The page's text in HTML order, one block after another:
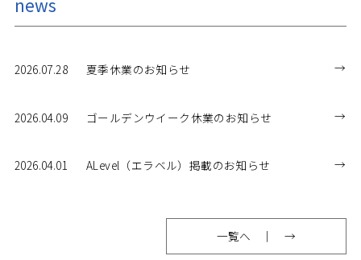
2026.07.28 夏季休業のお知らせ
2026.04.09 ゴールデンウイーク休業のお知らせ
2026.04.01 ALevel（エラベル）掲載のお知らせ
一覧へ